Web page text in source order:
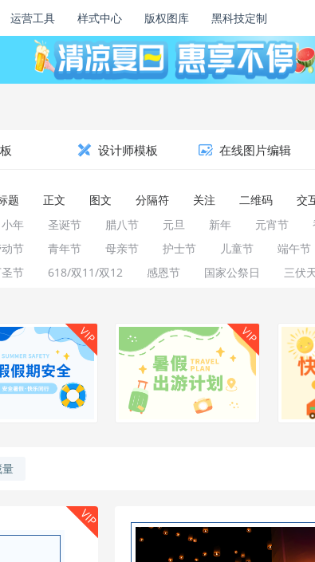
运营工具 样式中心 版权图库 黑科技定制
设计师模板 在线图片编辑
题 正文 图文 分隔符 关注 二维码 交
小年 圣诞节 腊八节 元旦 新年 元宵节
节 青年节 母亲节 护士节 儿童节 端午节
节 618/双11/双12 感恩节 国家公祭日 三伏
VIP VIP
VIP